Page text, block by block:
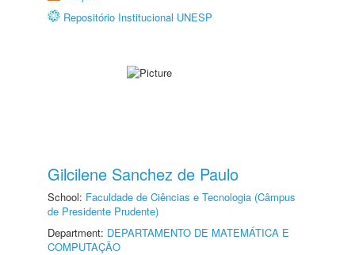
Repositório Institucional UNESP
Gilcilene Sanchez de Paulo
School: Faculdade de Ciências e Tecnologia (Câmpus
de Presidente Prudente)
Department: DEPARTAMENTO DE MATEMÁTICA E
COMPUTAÇÃO